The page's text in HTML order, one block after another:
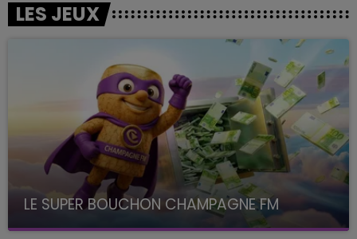
LES JEUX
LE SUPER BOUCHON CHAMPAGNE FM
avec La Famille Champagne FM, à 8H10